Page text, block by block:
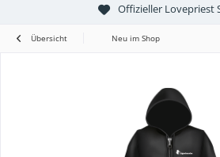
Offizieller Lovepriest
Übersicht Neu im Shop